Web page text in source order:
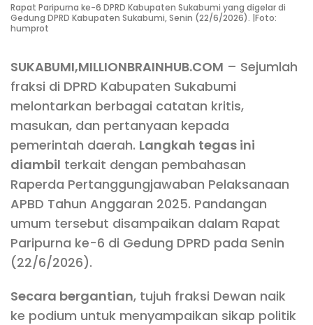
Rapat Paripurna ke-6 DPRD Kabupaten Sukabumi yang digelar di
Gedung DPRD Kabupaten Sukabumi, Senin (22/6/2026). |Foto:
humprot
SUKABUMI,MILLIONBRAINHUB.COM – Sejumlah
fraksi di DPRD Kabupaten Sukabumi
melontarkan berbagai catatan kritis,
masukan, dan pertanyaan kepada
pemerintah daerah. Langkah tegas ini
diambil terkait dengan pembahasan
Raperda Pertanggungjawaban Pelaksanaan
APBD Tahun Anggaran 2025. Pandangan
umum tersebut disampaikan dalam Rapat
Paripurna ke-6 di Gedung DPRD pada Senin
(22/6/2026).
Secara bergantian, tujuh fraksi Dewan naik
ke podium untuk menyampaikan sikap politik